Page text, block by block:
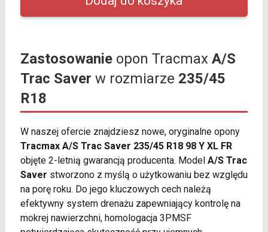
Zastosowanieopon Tracmax A/S
Trac Saver w rozmiarze 235/45
R18
W naszej ofercie znajdziesz nowe, oryginalne opony
Tracmax A/S Trac Saver 235/45 R18 98 Y XL FR
objęte 2-letnią gwarancją producenta. Model A/S Trac
Saver stworzono z myślą o użytkowaniu bez względu
na porę roku. Do jego kluczowych cech należą
efektywny system drenażu zapewniający kontrolę na
mokrej nawierzchni, homologacja 3PMSF